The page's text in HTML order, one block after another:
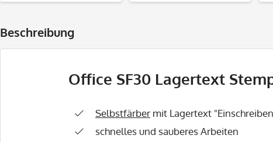
Beschreibung
Office SF30 Lagertext
Selbstfärber mit Lagertext
schnelles und sauberes Arbeiten